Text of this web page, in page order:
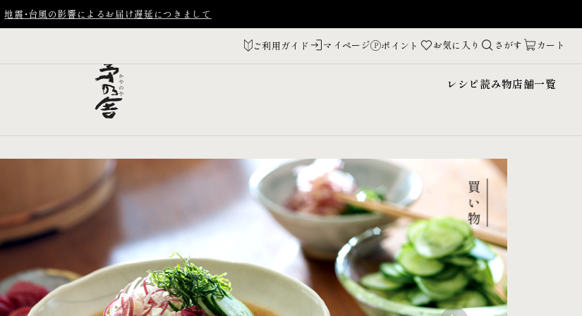
地震・台風の影響によるお届け遅延につきまして
ご利用ガイド マイページ ポイント お気に入り さがす カート
レシピ読み物店舗一覧